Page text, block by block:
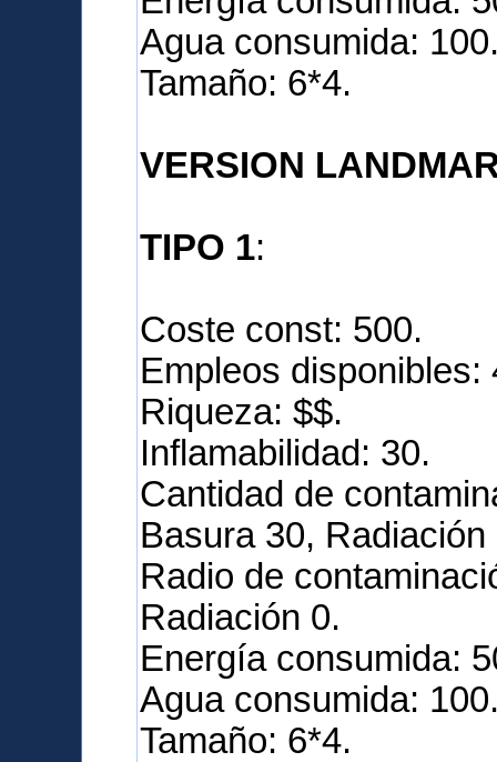
Agua consumida:
Tamaño: 6*4.
VERSION
TIPO 1:
Coste const: 500.
Empleos disponibles:
Riqueza: $$.
Inflamabilidad: 30.
Cantidad de
Basura 30, Radiación
Radio de
Radiación 0.
Energía consumida:
Agua consumida:
Tamaño: 6*4.